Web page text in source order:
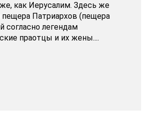
как Иерусалим. Здесь же
пещера Патриархов (пещера
согласно легендам
праотцы и их жены....